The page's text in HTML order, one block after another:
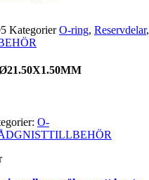
Kategorier O-ring, Reservdelar,
O-